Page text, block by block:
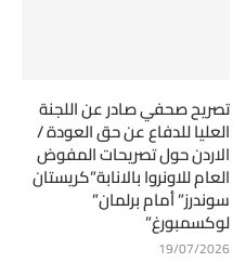
تصريح صحفي صادر عن اللجنة
العليا للدفاع عن حق العودة /
الاردن حول تصريحات المفوض
العام للاونروا بالانابة”كريستان
سوندرز” أمام برلمان”
لوكسمبورغ”
19/07/2026